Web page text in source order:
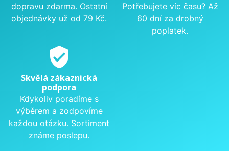
dopravu zdarma. Ostatní
objednávky už od 79 Kč.
Potřebujete víc času? Až
60 dní za drobný
poplatek.
verified_user
Skvělá zákaznická
podpora
Kdykoliv poradíme s
výběrem a zodpovíme
každou otázku. Sortiment
známe poslepu.